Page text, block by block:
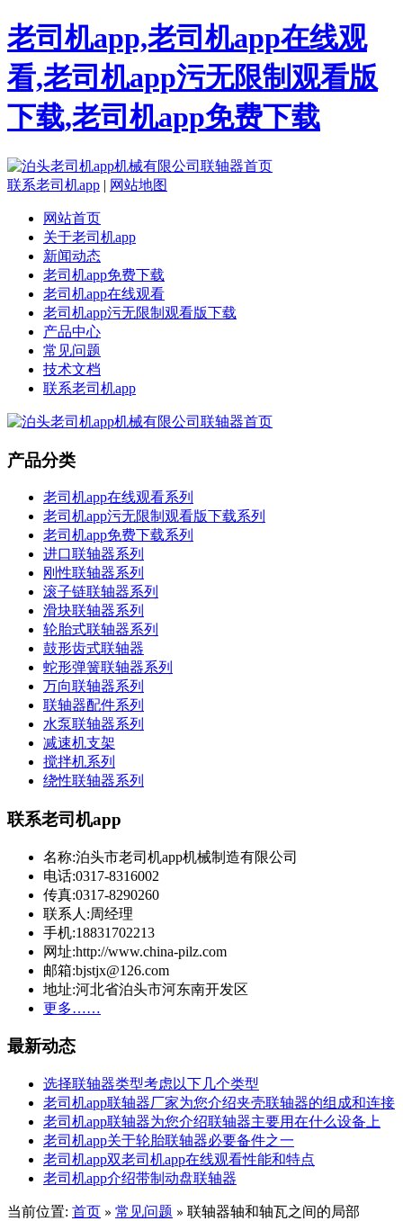
老司机app,老司机app在线观
看,老司机app污无限制观看版
下载,老司机app免费下载
联系老司机app | 网站地图
网站首页
关于老司机app
新闻动态
老司机app免费下载
老司机app在线观看
老司机app污无限制观看版下载
产品中心
常见问题
技术文档
联系老司机app
产品分类
老司机app在线观看系列
老司机app污无限制观看版下载系列
老司机app免费下载系列
进口联轴器系列
刚性联轴器系列
滚子链联轴器系列
滑块联轴器系列
轮胎式联轴器系列
鼓形齿式联轴器
蛇形弹簧联轴器系列
万向联轴器系列
联轴器配件系列
水泵联轴器系列
减速机支架
搅拌机系列
绕性联轴器系列
联系老司机app
名称:泊头市老司机app机械制造有限公司
电话:0317-8316002
传真:0317-8290260
联系人:周经理
手机:18831702213
网址:http://www.china-pilz.com
邮箱:bjstjx@126.com
地址:河北省泊头市河东南开发区
更多……
最新动态
选择联轴器类型考虑以下几个类型
老司机app联轴器厂家为您介绍夹壳联轴器的组成和连接
老司机app联轴器为您介绍联轴器主要用在什么设备上
老司机app关于轮胎联轴器必要备件之一
老司机app双老司机app在线观看性能和特点
老司机app介绍带制动盘联轴器
当前位置: 首页 » 常见问题 » 联轴器轴和轴瓦之间的局部